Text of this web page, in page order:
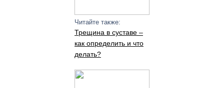
Читайте также:
Трещина в суставе –
как определить и что
делать?